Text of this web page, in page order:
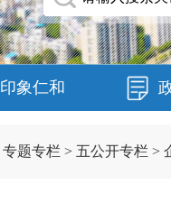
印象仁和
专题专栏 > 五公开专栏 >